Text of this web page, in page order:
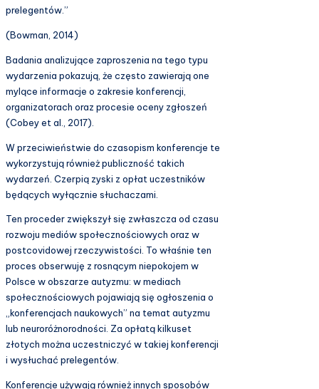
prelegentów.”
(Bowman, 2014)
Badania analizujące zaproszenia na tego typu
wydarzenia pokazują, że często zawierają one
mylące informacje o zakresie konferencji,
organizatorach oraz procesie oceny zgłoszeń
(Cobey et al., 2017).
W przeciwieństwie do czasopism konferencje te
wykorzystują również publiczność takich
wydarzeń. Czerpią zyski z opłat uczestników
będących wyłącznie słuchaczami.
Ten proceder zwiększył się zwłaszcza od czasu
rozwoju mediów społecznościowych oraz w
postcovidowej rzeczywistości. To właśnie ten
proces obserwuję z rosnącym niepokojem w
Polsce w obszarze autyzmu: w mediach
społecznościowych pojawiają się ogłoszenia o
„konferencjach naukowych” na temat autyzmu
lub neuroróżnorodności. Za opłatą kilkuset
złotych można uczestniczyć w takiej konferencji
i wysłuchać prelegentów.
Konferencje używają również innych sposobów